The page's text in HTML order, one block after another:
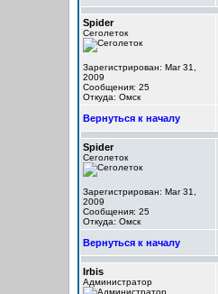
Spider
Сеголеток
Зарегистрирован: Mar 31,
2009
Сообщения: 25
Откуда: Омск
Вернуться к началу
Spider
Сеголеток
Зарегистрирован: Mar 31,
2009
Сообщения: 25
Откуда: Омск
Вернуться к началу
Irbis
Администратор